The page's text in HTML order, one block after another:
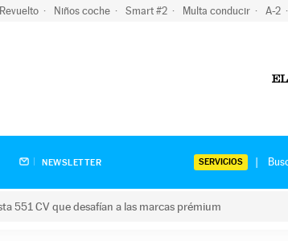
Niños coche Smart #2 Multa conducir A-2
NEWSLETTER SERVICIOS
551 CV que desafían a las marcas prémium